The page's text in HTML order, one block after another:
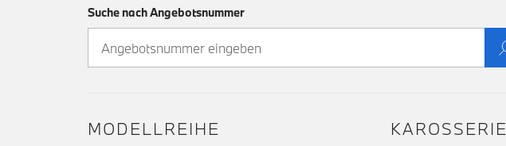
Suche nach Angebotsnummer
MODELLREIHE KAROSSERIE